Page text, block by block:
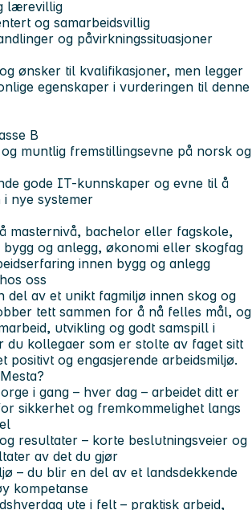
lærevillig
og samarbeidsvillig
og påvirkningssituasjoner
ønsker til kvalifikasjoner, men legger
egenskaper i vurderingen til denne
B
muntlig fremstillingsevne på norsk og
gode IT-kunnskaper og evne til å
i nye systemer
masternivå, bachelor eller fagskole,
bygg og anlegg, økonomi eller skogfag
innen bygg og anlegg
oss
del av et unikt fagmiljø innen skog og
tett sammen for å nå felles mål, og
utvikling og godt samspill i
du kollegaer som er stolte av faget sitt
positivt og engasjerende arbeidsmiljø.
i gang – hver dag – arbeidet ditt er
sikkerhet og fremkommelighet langs
resultater – korte beslutningsveier og
av det du gjør
– du blir en del av et landsdekkende
kompetanse
ute i felt – praktisk arbeid,